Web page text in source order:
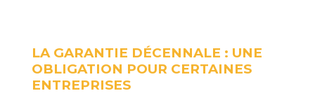
LA GARANTIE DÉCENNALE : UNE
OBLIGATION POUR CERTAINES
ENTREPRISES